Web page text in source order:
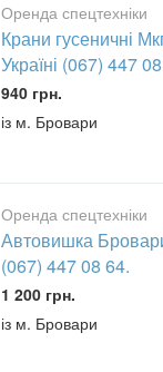
Оренда спецтехніки
Крани гусеничні
Україні (067) 447
940 грн.
із м. Бровари
Оренда спецтехніки
Автовишка
(067) 447 08 64.
1 200 грн.
із м. Бровари